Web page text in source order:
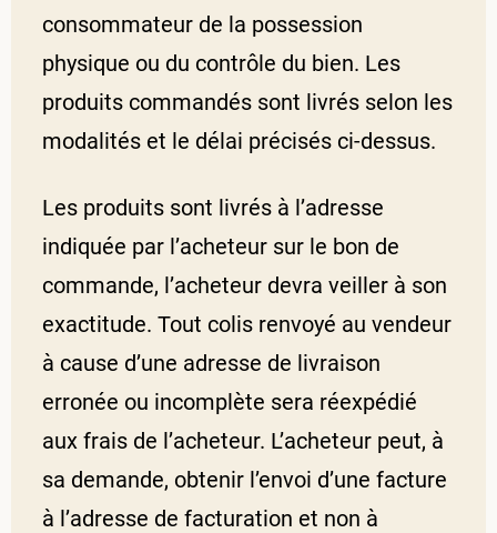
consommateur de la possession
physique ou du contrôle du bien. Les
produits commandés sont livrés selon les
modalités et le délai précisés ci-dessus.
Les produits sont livrés à l’adresse
indiquée par l’acheteur sur le bon de
commande, l’acheteur devra veiller à son
exactitude. Tout colis renvoyé au vendeur
à cause d’une adresse de livraison
erronée ou incomplète sera réexpédié
aux frais de l’acheteur. L’acheteur peut, à
sa demande, obtenir l’envoi d’une facture
à l’adresse de facturation et non à